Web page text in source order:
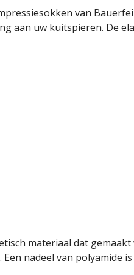
van
aan uw kuitspieren. De
materiaal dat
nadeel van polyamide